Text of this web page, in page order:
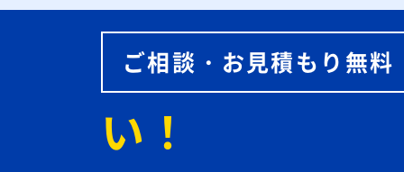
ご相談・お見積もり無料
い！